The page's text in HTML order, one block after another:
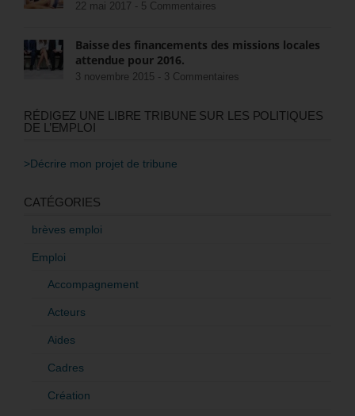
22 mai 2017 - 5 Commentaires
Baisse des financements des missions locales
attendue pour 2016.
3 novembre 2015 - 3 Commentaires
RÉDIGEZ UNE LIBRE TRIBUNE SUR LES POLITIQUES
DE L’EMPLOI
>Décrire mon projet de tribune
CATÉGORIES
brèves emploi
Emploi
Accompagnement
Acteurs
Aides
Cadres
Création